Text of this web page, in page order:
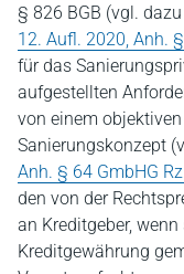
§ 826 BGB (vgl.
12. Aufl. 2020, Anh.
für das
aufgestellten
von einem
Sanierungskonzept
Anh. § 64 GmbHG
den von der
an Kreditgeber,
Kreditgewährung